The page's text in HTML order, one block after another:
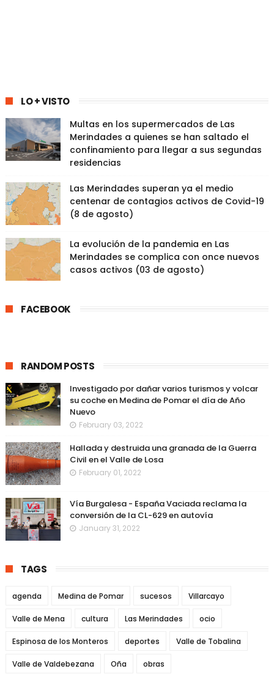
LO + VISTO
Multas en los supermercados de Las
Merindades a quienes se han saltado el
confinamiento para llegar a sus segundas
residencias
Las Merindades superan ya el medio
centenar de contagios activos de Covid-19
(8 de agosto)
La evolución de la pandemia en Las
Merindades se complica con once nuevos
casos activos (03 de agosto)
FACEBOOK
RANDOM POSTS
Investigado por dañar varios turismos y volcar
su coche en Medina de Pomar el día de Año
Nuevo
February 03, 2022
Hallada y destruida una granada de la Guerra
Civil en el Valle de Losa
February 01, 2022
Vía Burgalesa - España Vaciada reclama la
conversión de la CL-629 en autovía
January 31, 2022
TAGS
agenda Medina de Pomar sucesos Villarcayo
Valle de Mena cultura Las Merindades ocio
Espinosa de los Monteros deportes Valle de Tobalina
Valle de Valdebezana Oña obras